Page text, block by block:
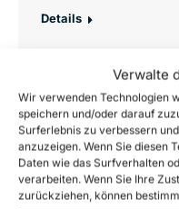
Verwalte
Wir verwenden Technologien
speichern und/oder darauf
Surferlebnis zu verbessern
anzuzeigen. Wenn Sie diesen
Daten wie das Surfverhalten
verarbeiten. Wenn Sie Ihre
zurückziehen, können
Details
Apr.
26
2016